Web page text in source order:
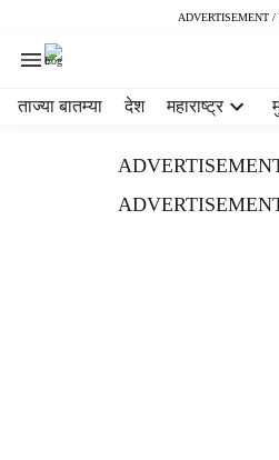
ADVERTISEMENT /
ताज्या बातम्या देश महाराष्ट्र